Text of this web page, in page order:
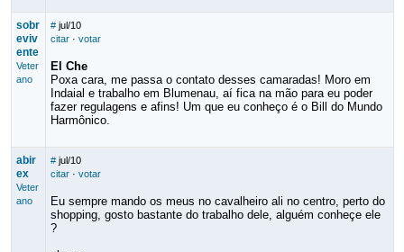
sobr
eviv
ente
Veter
ano
# jul/10
citar· votar
El Che
Poxa cara, me passa o contato desses camaradas! Moro em
Indaial e trabalho em Blumenau, aí fica na mão para eu poder
fazer regulagens e afins! Um que eu conheço é o Bill do Mundo
Harmônico.
abir
ex
Veter
ano
# jul/10
citar· votar
Eu sempre mando os meus no cavalheiro ali no centro, perto do
shopping, gosto bastante do trabalho dele, alguém conheçe ele
?